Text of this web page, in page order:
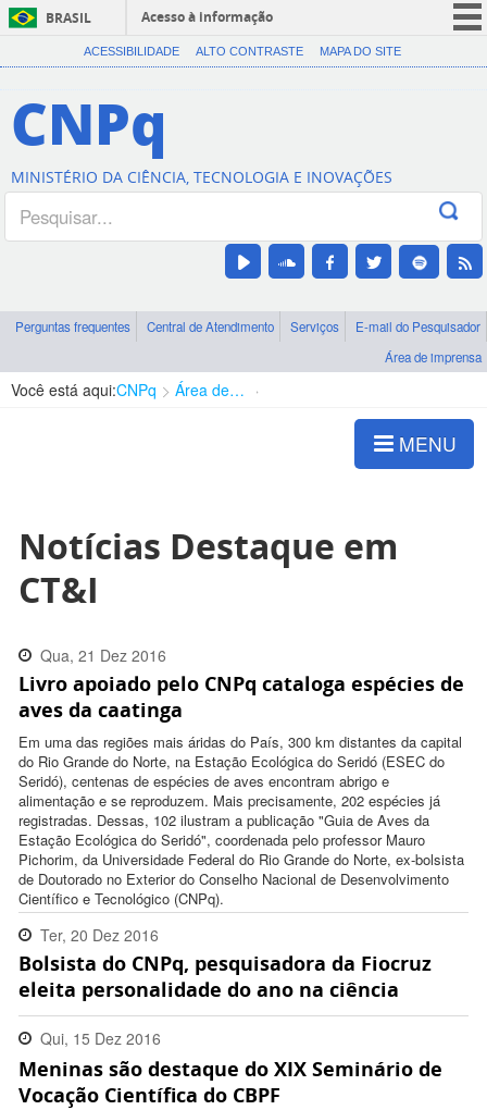
BRASIL
Acesso à informação
CORONAVÍRUS (COVID-19)
Canais
ACESSIBILIDADE ALTO CONTRASTE MAPA DO SITE
CNPq
MINISTÉRIO DA CIÊNCIA, TECNOLOGIA E INOVAÇÕES
Perguntas frequentes Central de Atendimento Serviços
E-mail do Pesquisador
Área de imprensa
Você está aqui:CNPq Área de imprensa
MENU
Notícias Destaque em
CT&I
Qua, 21 Dez 2016
18:53:00 -0200
Livro apoiado pelo CNPq cataloga espécies de
aves da caatinga
Em uma das regiões mais áridas do País, 300 km distantes da capital
do Rio Grande do Norte, na Estação Ecológica do Seridó (ESEC do
Seridó), centenas de espécies de aves encontram abrigo e
alimentação e se reproduzem. Mais precisamente, 202 espécies já
registradas. Dessas, 102 ilustram a publicação "Guia de Aves da
Estação Ecológica do Seridó", coordenada pelo professor Mauro
Pichorim, da Universidade Federal do Rio Grande do Norte, ex-bolsista
de Doutorado no Exterior do Conselho Nacional de Desenvolvimento
Científico e Tecnológico (CNPq).
Ter, 20 Dez 2016
13:07:00 -0200
Bolsista do CNPq, pesquisadora da Fiocruz
eleita personalidade do ano na ciência
Qui, 15 Dez 2016
14:09:00 -0200
Meninas são destaque do XIX Seminário de
Vocação Científica do CBPF